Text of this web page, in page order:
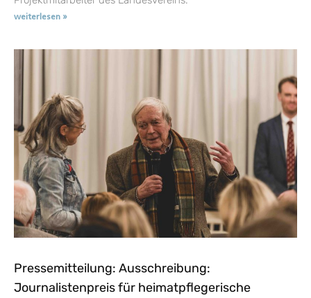
weiterlesen »
Pressemitteilung: Ausschreibung:
Journalistenpreis für heimatpflegerische